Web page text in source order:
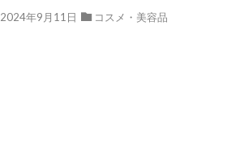
2024年9月11日 コスメ・美容品